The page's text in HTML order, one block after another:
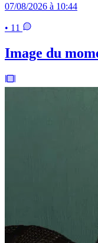
07/08/2026 à 10:44
• 11
Image du